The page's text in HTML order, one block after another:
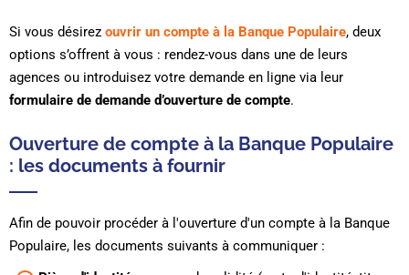
Si vous désirez ouvrir un compte à la Banque Populaire, deux
options s’offrent à vous : rendez-vous dans une de leurs
agences ou introduisez votre demande en ligne via leur
formulaire de demande d’ouverture de compte.
Ouverture de compte à la Banque Populaire
: les documents à fournir
Afin de pouvoir procéder à l'ouverture d'un compte à la Banque
Populaire, les documents suivants à communiquer :